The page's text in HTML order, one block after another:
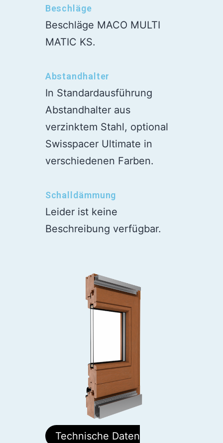
Beschläge
Beschläge MACO MULTI
MATIC KS.
Abstandhalter
In Standardausführung
Abstandhalter aus
verzinktem Stahl, optional
Swisspacer Ultimate in
verschiedenen Farben.
Schalldämmung
Leider ist keine
Beschreibung verfügbar.
Technische Daten